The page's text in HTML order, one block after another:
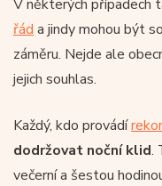
V některých případech
řád a jindy mohou být
záměru. Nejde ale
jejich souhlas.
Každý, kdo provádí
dodržovat noční klid.
večerní a šestou